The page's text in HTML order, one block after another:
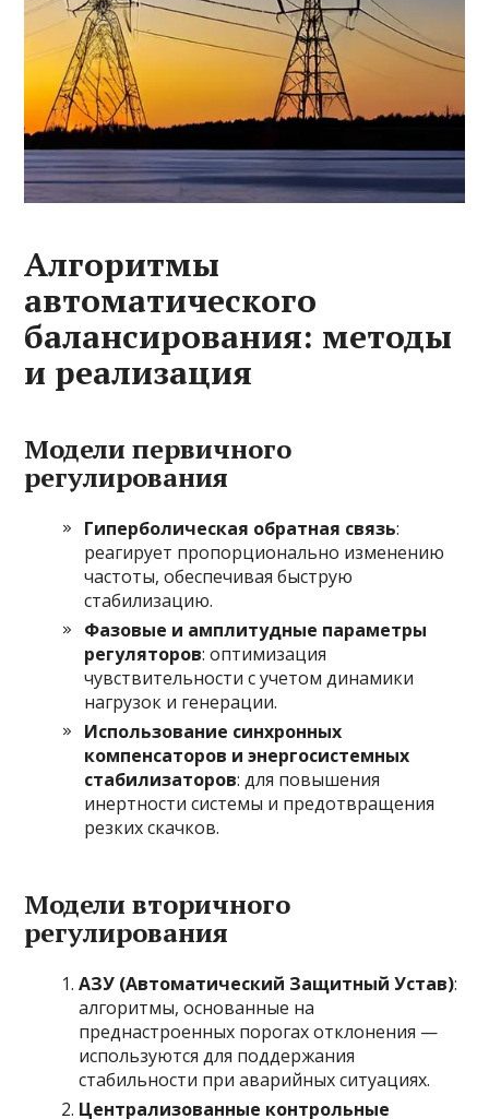
Алгоритмы
автоматического
балансирования: методы
и реализация
Модели первичного
регулирования
Гиперболическая обратная связь:
реагирует пропорционально изменению
частоты, обеспечивая быструю
стабилизацию.
Фазовые и амплитудные параметры
регуляторов: оптимизация
чувствительности с учетом динамики
нагрузок и генерации.
Использование синхронных
компенсаторов и энергосистемных
стабилизаторов: для повышения
инертности системы и предотвращения
резких скачков.
Модели вторичного
регулирования
АЗУ (Автоматический Защитный Устав):
алгоритмы, основанные на
преднастроенных порогах отклонения —
используются для поддержания
стабильности при аварийных ситуациях.
Централизованные контрольные